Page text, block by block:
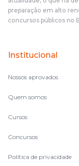
fazendo um
complicado, é uma
terem feito isso é
no volume de
preparação em alto
concursos públicos no
Institucional
Nossos aprovados
Quem somos
Cursos
Concursos
Política de privacidade